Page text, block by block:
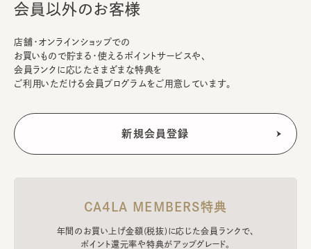
会員以外のお客様
店舗・オンラインショップでの
お買いもので貯まる・使えるポイントサービスや、
会員ランクに応じたさまざまな特典を
ご利用いただける会員プログラムをご用意しています。
CA4LA MEMBERS特典
年間のお買い上げ金額(税抜)に応じた会員ランクで、
ポイント還元率や特典がアップグレード。